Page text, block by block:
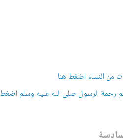
من النساء اضغط هنا
رحمة الرسول صلى الله عليه وسلم